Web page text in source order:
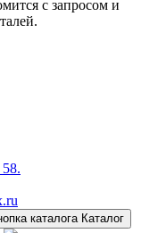
с запросом и
Каталог